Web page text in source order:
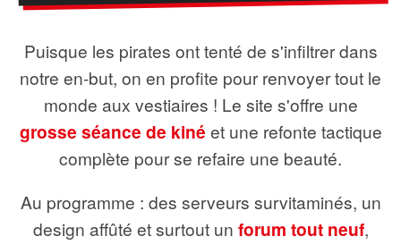
Puisque les pirates ont tenté de s'infiltrer dans
notre en-but, on en profite pour renvoyer tout le
monde aux vestiaires ! Le site s'offre une
grosse séance de kiné et une refonte tactique
complète pour se refaire une beauté.
Au programme : des serveurs survitaminés, un
design affûté et surtout un forum tout neuf,